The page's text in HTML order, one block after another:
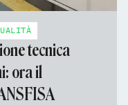
tecnica
ora il